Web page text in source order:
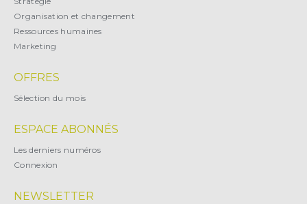
Organisation et changement
Ressources humaines
Marketing
OFFRES
Sélection du mois
ESPACE ABONNÉS
Les derniers numéros
Connexion
NEWSLETTER